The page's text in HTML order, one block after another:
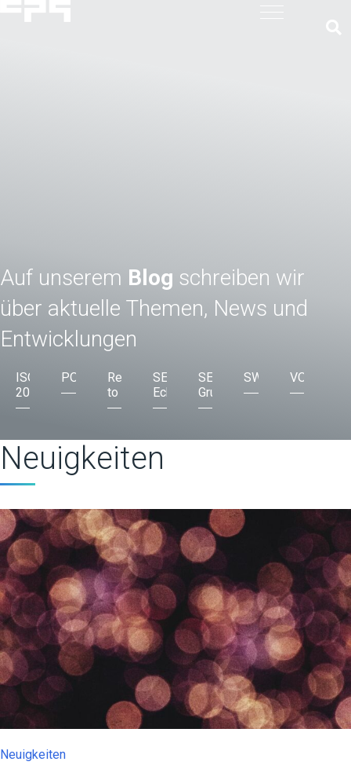
Auf unserem Blog schreiben wir
über aktuelle Themen, News und
Entwicklungen
ISO
20022
POS
Request
to Pay
SEPA
Echtzeitzahlungen
SEPA
Grundlagen
SWIFT VOP
Neuigkeiten
Neuigkeiten